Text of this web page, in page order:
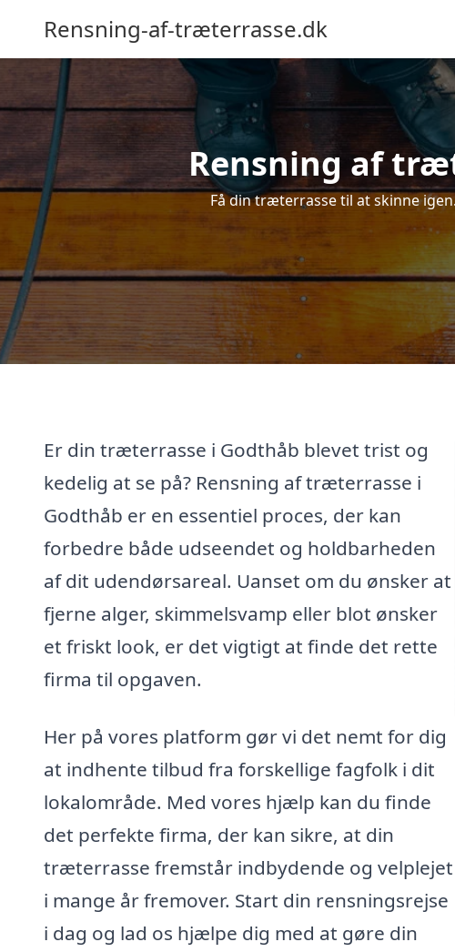
Rensning-af-træterrasse.dk
Rensning af
Få din træterrasse til at skinne
Er din træterrasse i Godthåb blevet trist og
kedelig at se på? Rensning af træterrasse i
Godthåb er en essentiel proces, der kan
forbedre både udseendet og holdbarheden
af dit udendørsareal. Uanset om du ønsker at
fjerne alger, skimmelsvamp eller blot ønsker
et friskt look, er det vigtigt at finde det rette
firma til opgaven.
Her på vores platform gør vi det nemt for dig
at indhente tilbud fra forskellige fagfolk i dit
lokalområde. Med vores hjælp kan du finde
det perfekte firma, der kan sikre, at din
træterrasse fremstår indbydende og velplejet
i mange år fremover. Start din rensningsrejse
i dag og lad os hjælpe dig med at gøre din